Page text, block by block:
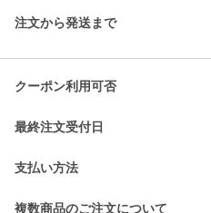
注文から発送まで
クーポン利用可否
最終注文受付日
支払い方法
複数商品のご注文について